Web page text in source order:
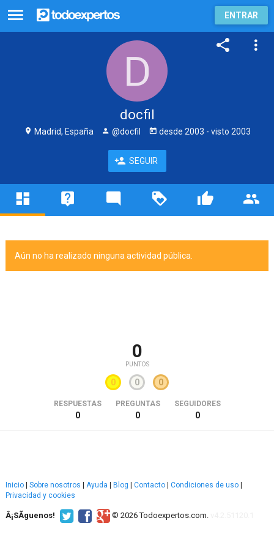
ENTRAR
docfil
Madrid, España @docfil desde 2003 - visto 2003
SEGUIR
Aún no ha realizado ninguna actividad pública.
0
PUNTOS
0 0 0
RESPUESTAS
0
PREGUNTAS
0
SEGUIDORES
0
Inicio Sobre nosotros Ayuda Blog Contacto Condiciones de uso
Privacidad y cookies
Â¡SÃ­guenos! © 2026 Todoexpertos.com.